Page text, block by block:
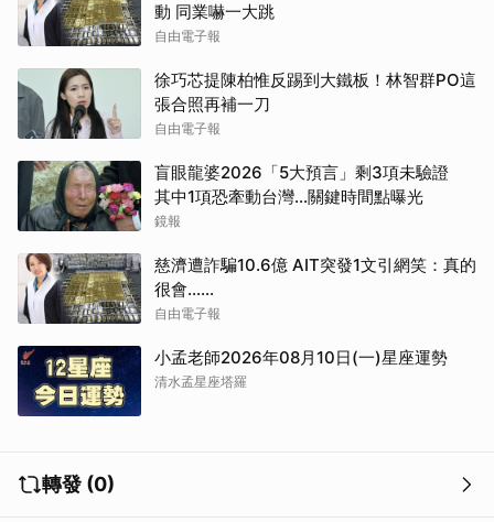
動 同業嚇一大跳
自由電子報
徐巧芯提陳柏惟反踢到大鐵板！林智群PO這
張合照再補一刀
自由電子報
盲眼龍婆2026「5大預言」剩3項未驗證
其中1項恐牽動台灣...關鍵時間點曝光
鏡報
慈濟遭詐騙10.6億 AIT突發1文引網笑：真的
很會……
自由電子報
小孟老師2026年08月10日(一)星座運勢
清水孟星座塔羅
轉發 (0)